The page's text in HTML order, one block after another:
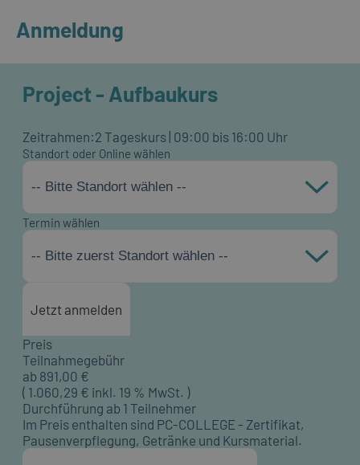
Anmeldung
Project - Aufbaukurs
Zeitrahmen:2 Tageskurs | 09:00 bis 16:00 Uhr
Standort oder Online wählen
-- Bitte Standort wählen --
Termin wählen
-- Bitte zuerst Standort wählen --
Jetzt anmelden
Preis
Teilnahmegebühr
ab 891,00 €
( 1.060,29 € inkl. 19 % MwSt. )
Durchführung ab 1 Teilnehmer
Im Preis enthalten sind PC-COLLEGE - Zertifikat,
Pausenverpflegung, Getränke und Kursmaterial.